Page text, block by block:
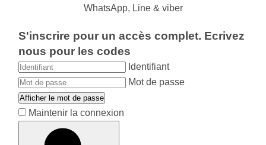
WhatsApp, Line & viber
S'inscrire pour un accès complet. Ecrivez
nous pour les codes
Identifiant
Mot de passe
Afficher le mot de passe
Maintenir la connexion